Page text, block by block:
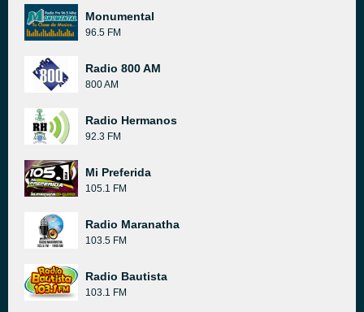
Monumental
96.5 FM
Radio 800 AM
800 AM
Radio Hermanos
92.3 FM
Mi Preferida
105.1 FM
Radio Maranatha
103.5 FM
Radio Bautista
103.1 FM